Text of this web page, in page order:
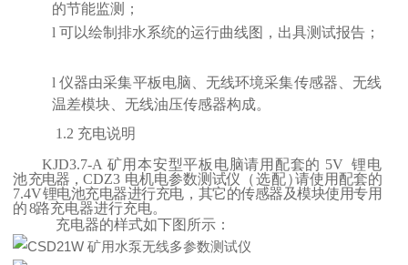
的节能监测；
l 可以绘制排水系统的运行曲线图，出具测试报告；
l仪器由采集平板电脑、无线环境采集传感器、无线
温差模块、无线油压传感器构成。
1.2 充电说明
KJD3.7-A 矿用本安型平板电脑请用配套的 5V 锂电
池充电器， CDZ3 电机电参数测试仪 （选配）请使用配套的
7.4V锂电池充电器进行充电，其它的传感器及模块使用专用
的8路充电器进行充电。
充电器的样式如下图所示：